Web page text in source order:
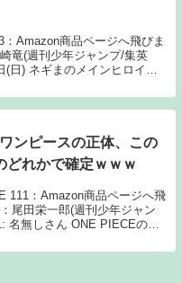
：Amazon商品ページへ飛びま
竜(週刊少年ジャンプ/集英
(日) ネギまのメインヒロイン
日(日) 夢喰いメリー 5: 6月5日
ワンピースの正体、この
どれかで確定ｗｗｗ
111：Amazon商品ページへ飛
尾田栄一郎(週刊少年ジャン
名無しさん ONE PIECEの正
んだーーっっ！！！ドン ②こ